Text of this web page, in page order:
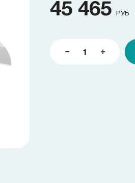
45 465 РУБ